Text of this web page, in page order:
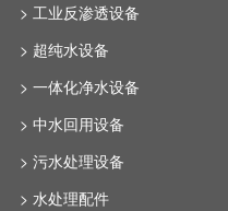
> 工业反渗透设备
> 超纯水设备
> 一体化净水设备
> 中水回用设备
> 污水处理设备
> 水处理配件